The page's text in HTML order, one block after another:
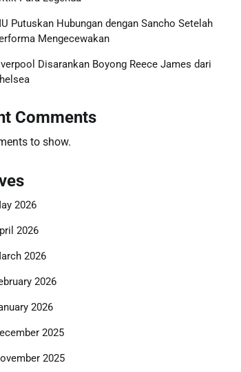
Putuskan Hubungan dengan Sancho Setelah
Mengecewakan
Disarankan Boyong Reece James dari
Comments
to show.
2026
2026
2026
2026
2026
2025
2025